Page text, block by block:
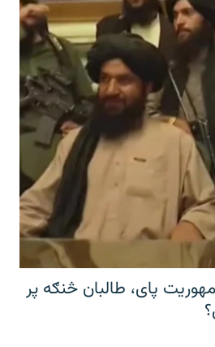
د جمهوریت پای، طالبان څنګه پر